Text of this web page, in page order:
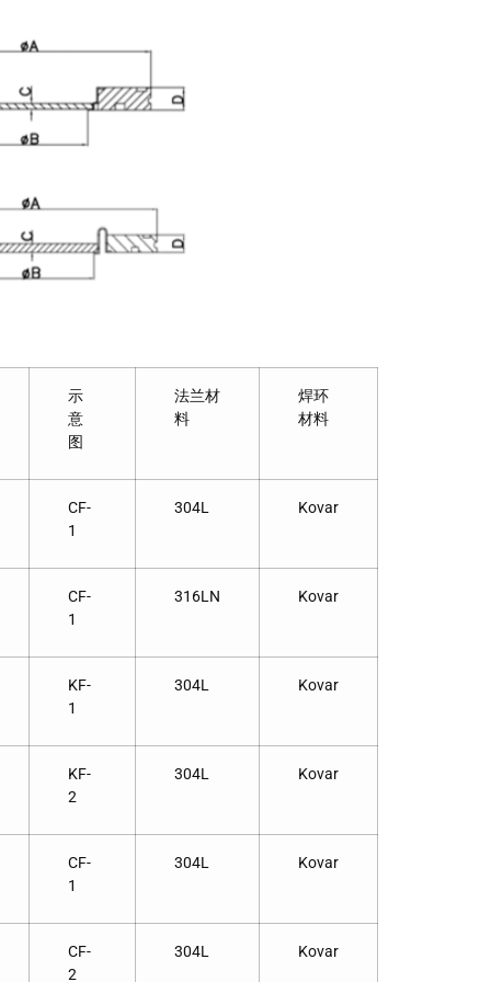
示
意
图
法兰材
料
焊环
材料
CF-
1
304L Kovar
CF-
1
316LN Kovar
KF-
1
304L Kovar
KF-
2
304L Kovar
CF-
1
304L Kovar
CF-
2
304L Kovar